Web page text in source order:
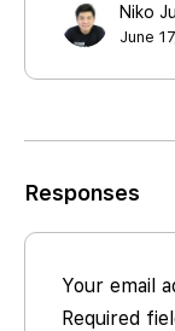
Niko
June
Responses
Your email
Required